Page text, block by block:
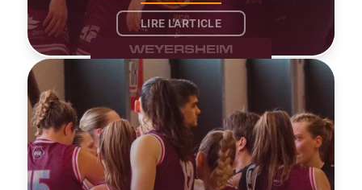
LIRE L'ARTICLE
WEYERSHEIM